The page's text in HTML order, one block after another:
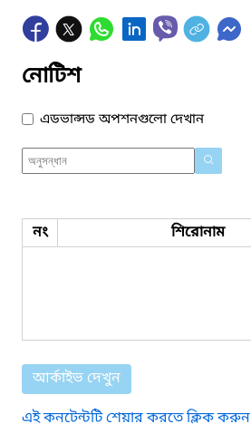
নোটিশ
এডভান্সড অপশনগুলো দেখান
নং শিরোনাম
আর্কাইভ দেখুন
এই কনটেন্টটি শেয়ার করতে ক্লিক করুন